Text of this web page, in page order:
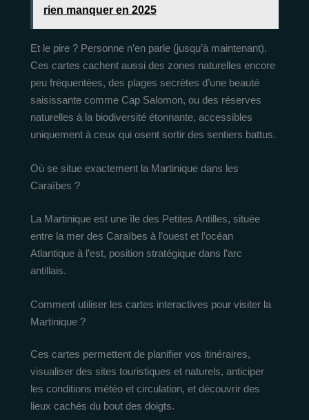
rien manquer en 2025
Et le pire ? Personne n’en parle (jusqu’à maintenant).
Ces cartes cachent aussi des zones naturelles encore
peu fréquentées, des plages secrètes d’une beauté
saisissante comme Cap Salomon, ou des réserves
naturelles à la biodiversité étonnante, accessibles
uniquement à ceux qui osent sortir des sentiers battus.
Où se situe exactement la Martinique dans les
Caraïbes ?
La Martinique est une île des Petites Antilles, située
entre la mer des Caraïbes à l’ouest et l’océan
Atlantique à l’est, position stratégique dans l’arc
antillais.
Comment utiliser les cartes interactives pour visiter la
Martinique ?
Ces cartes permettent de planifier vos itinéraires,
visualiser des sites touristiques et naturels, anticiper
les conditions météo et circulation, et découvrir des
lieux cachés du bout des doigts.